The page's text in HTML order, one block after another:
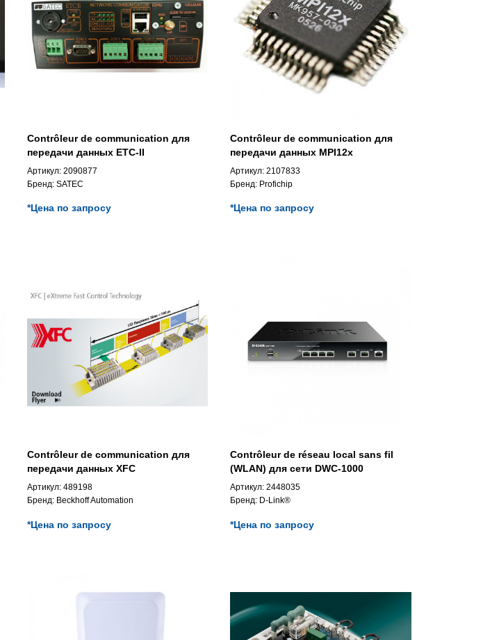
Contrôleur de communication для
передачи данных ETC-II
Артикул: 2090877
Бренд: SATEC
*Цена по запросу
Contrôleur de communication для
передачи данных MPI12x
Артикул: 2107833
Бренд: Profichip
*Цена по запросу
Contrôleur de communication для
передачи данных XFC
Артикул: 489198
Бренд: Beckhoff Automation
*Цена по запросу
Contrôleur de réseau local sans fil
(WLAN) для сети DWC-1000
Артикул: 2448035
Бренд: D-Link®
*Цена по запросу